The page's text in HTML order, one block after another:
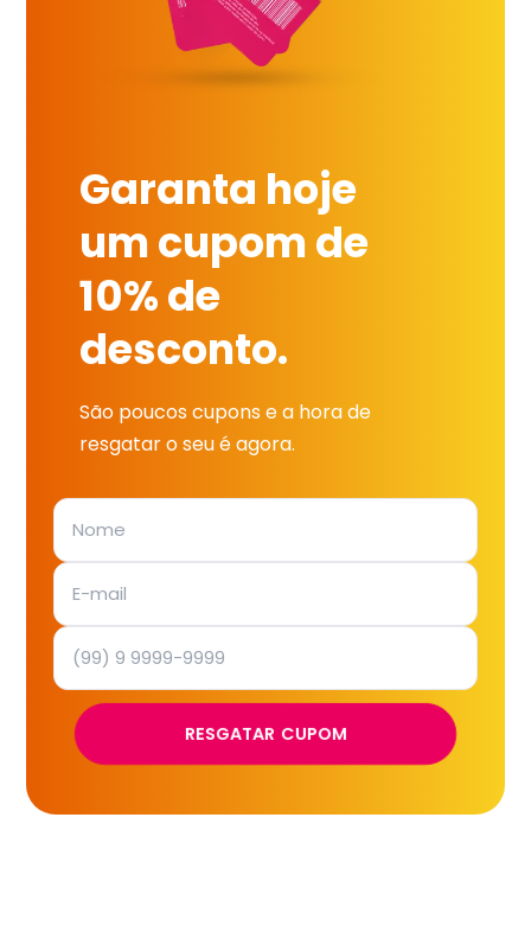
Garanta hoje
um cupom de
10% de
desconto.
São poucos cupons e a hora de
resgatar o seu é agora.
RESGATAR CUPOM